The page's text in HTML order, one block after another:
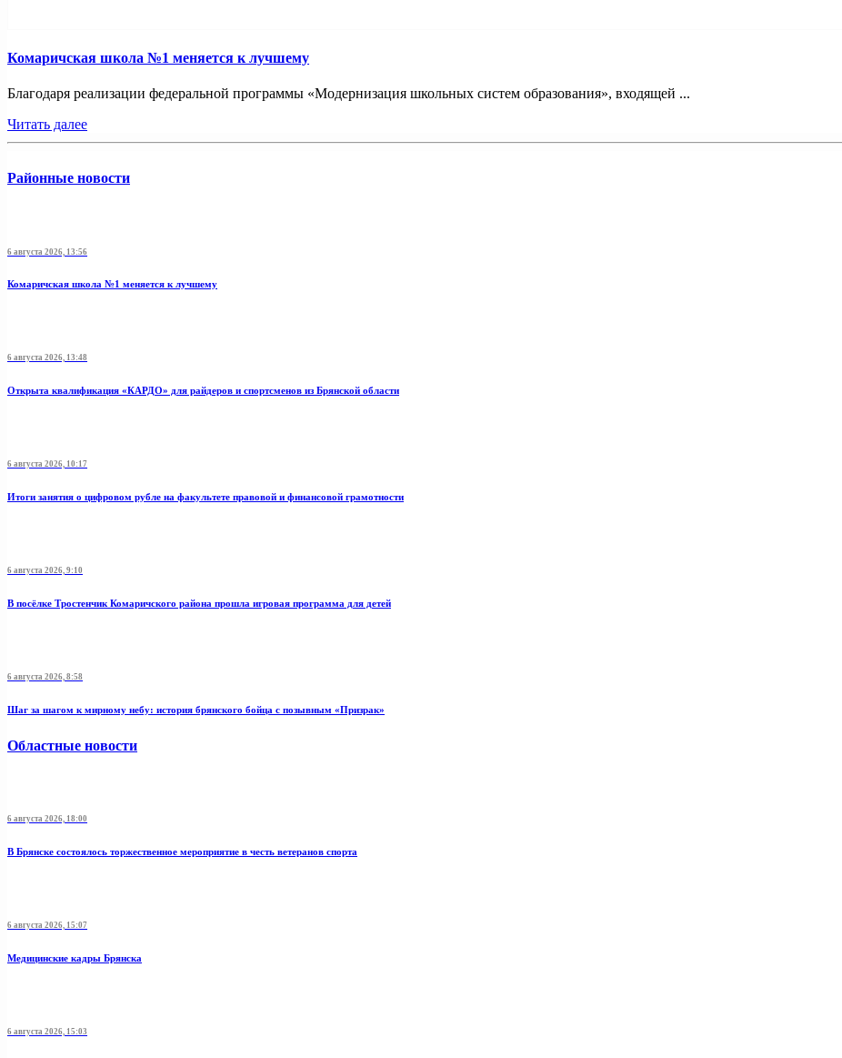
Комаричская школа №1 меняется к лучшему
Благодаря реализации федеральной программы «Модернизация школьных систем образования», входящей ...
Читать далее
Районные новости
6 августа 2026, 13:56
Комаричская школа №1 меняется к лучшему
6 августа 2026, 13:48
Открыта квалификация «КАРДО» для райдеров и спортсменов из Брянской области
6 августа 2026, 10:17
Итоги занятия о цифровом рубле на факультете правовой и финансовой грамотности
6 августа 2026, 9:10
В посёлке Тростенчик Комаричского района прошла игровая программа для детей
6 августа 2026, 8:58
Шаг за шагом к мирному небу: история брянского бойца с позывным «Призрак»
Областные новости
6 августа 2026, 18:00
В Брянске состоялось торжественное мероприятие в честь ветеранов спорта
6 августа 2026, 15:07
Медицинские кадры Брянска
6 августа 2026, 15:03